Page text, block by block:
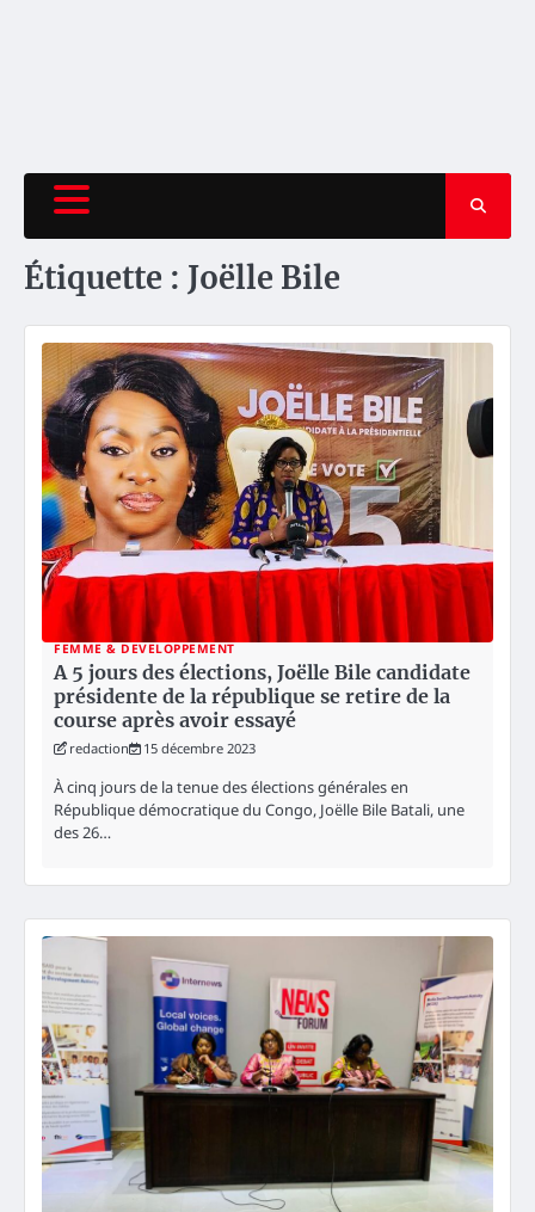
Étiquette : Joëlle Bile
FEMME & DEVELOPPEMENT
A 5 jours des élections, Joëlle Bile candidate
présidente de la république se retire de la
course après avoir essayé
redaction 15 décembre 2023
À cinq jours de la tenue des élections générales en
République démocratique du Congo, Joëlle Bile Batali, une
des 26…